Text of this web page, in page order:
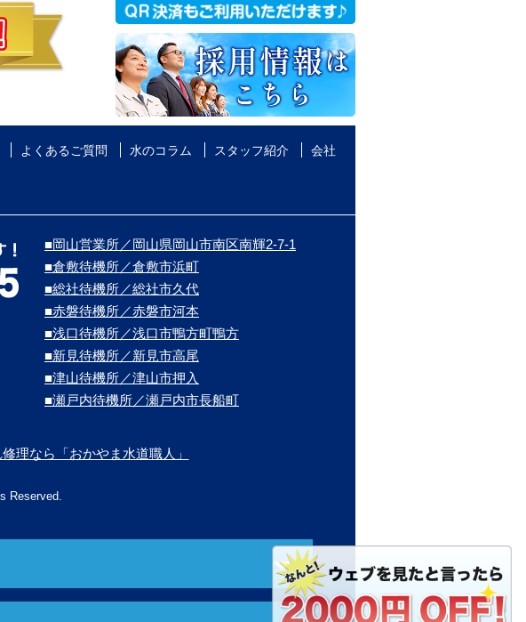
よくあるご質問 水のコラム スタッフ紹介
会社
■岡山営業所／岡山県岡山市南区南輝2-7-1
■倉敷待機所／倉敷市浜町
■総社待機所／総社市久代
■赤磐待機所／赤磐市河本
■浅口待機所／浅口市鴨方町鴨方
■新見待機所／新見市高尾
■津山待機所／津山市押入
■瀬戸内待機所／瀬戸内市長船町
理なら「おかやま水道職人」
Reserved.